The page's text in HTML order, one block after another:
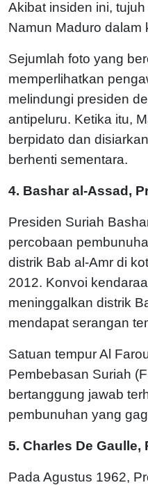
Akibat insiden ini,
Namun Maduro dalam
Sejumlah foto yang
memperlihatkan
melindungi presiden
antipeluru. Ketika itu,
berpidato dan
berhenti sementara.
4. Bashar al-Assad,
Presiden Suriah
percobaan
distrik Bab al-Amr di
2012. Konvoi
meninggalkan distrik
mendapat serangan
Satuan tempur Al
Pembebasan Suriah
bertanggung jawab
pembunuhan yang
5. Charles De Gaulle,
Pada Agustus 1962,